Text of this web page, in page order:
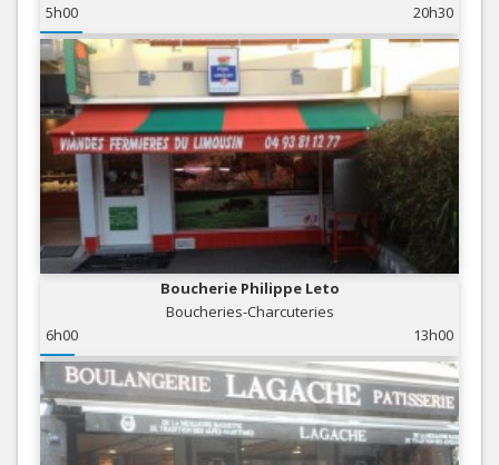
5h00
20h30
Boucherie Philippe Leto
Boucheries-Charcuteries
6h00
13h00